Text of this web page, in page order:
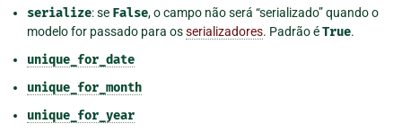
serialize: se False, o campo não será “serializado” quando o
modelo for passado para osserializadores. Padrão éTrue.
unique_for_date
unique_for_month
unique_for_year